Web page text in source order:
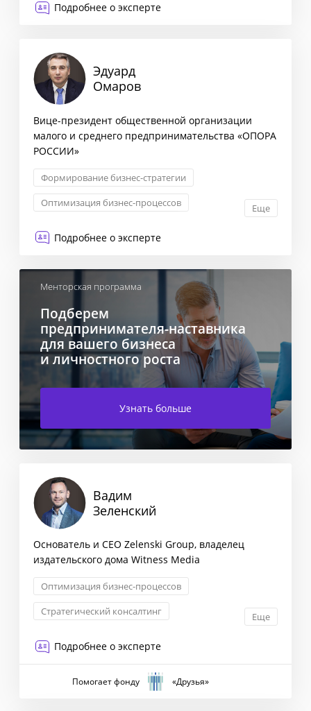
Подробнее о эксперте
Эдуард
Омаров
Вице-президент общественной организации
малого и среднего предпринимательства «ОПОРА
РОССИИ»
Формирование бизнес-стратегии
Оптимизация бизнес-процессов
Еще
Подробнее о эксперте
Менторская программа
Подберем
предпринимателя-наставника
для вашего бизнеса
и личностного роста
Узнать больше
Вадим
Зеленский
Основатель и CEO Zelenski Group, владелец
издательского дома Witness Media
Оптимизация бизнес-процессов
Стратегический консалтинг
Event-менеджмент
Еще
Подробнее о эксперте
Помогает фонду «Друзья»